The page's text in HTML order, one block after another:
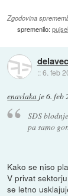
Zgodovina
spremenilo:
::6. feb
enavlaka je6. feb
SDS
pa samo gor.
Kako se niso
V privat
se letno